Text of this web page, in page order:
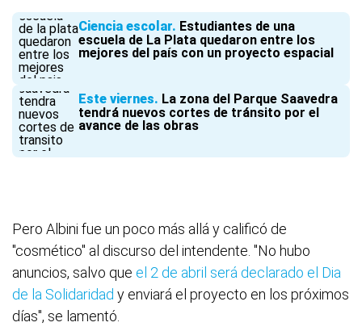
Ciencia escolar Estudiantes de una
escuela de La Plata quedaron entre los
mejores del país con un proyecto espacial
Este viernes La zona del Parque Saavedra
tendrá nuevos cortes de tránsito por el
avance de las obras
Pero Albini fue un poco más allá y calificó de
"cosmético" al discurso del intendente. "No hubo
anuncios, salvo que el 2 de abril será declarado el Dia
de la Solidaridad y enviará el proyecto en los próximos
días", se lamentó.